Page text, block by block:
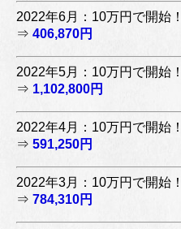
2022年6月：10万円で開始！
⇒ 406,870円
2022年5月：10万円で開始！
⇒ 1,102,800円
2022年4月：10万円で開始！
⇒ 591,250円
2022年3月：10万円で開始！
⇒ 784,310円